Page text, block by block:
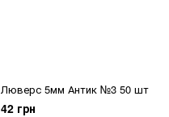
Люверс 5мм Антик №3 50 шт
42 грн